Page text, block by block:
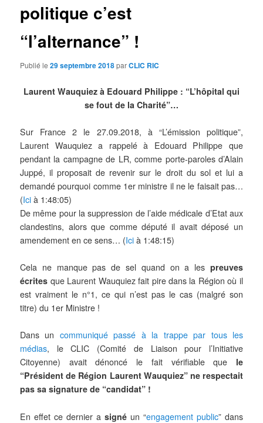
politique c’est
“l’alternance” !
Publié le29 septembre 2018parCLIC RIC
Laurent Wauquiez à Edouard Philippe : “L’hôpital qui
se fout de la Charité”…
Sur France 2 le 27.09.2018, à “L’émission politique”,
Laurent Wauquiez a rappelé à Edouard Philippe que
pendant la campagne de LR, comme porte-paroles d’Alain
Juppé, il proposait de revenir sur le droit du sol et lui a
demandé pourquoi comme 1er ministre il ne le faisait pas…
(Ici à 1:48:05)
De même pour la suppression de l’aide médicale d’Etat aux
clandestins, alors que comme député il avait déposé un
amendement en ce sens… (Ici à 1:48:15)
Cela ne manque pas de sel quand on a les preuves
écrites que Laurent Wauquiez fait pire dans la Région où il
est vraiment le n°1, ce qui n’est pas le cas (malgré son
titre) du 1er Ministre !
Dans un communiqué passé à la trappe par tous les
médias, le CLIC (Comité de Liaison pour l’Initiative
Citoyenne) avait dénoncé le fait vérifiableque le
“Président de Région Laurent Wauquiez” ne respectait
pas sa signature de “candidat” !
En effet ce dernier a signé un “engagement public” dans